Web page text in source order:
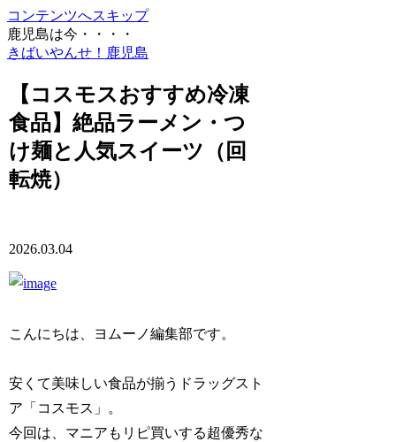
コンテンツへスキップ
鹿児島は今・・・・
きばいやんせ！鹿児島
【コスモスおすすめ冷凍
食品】絶品ラーメン・つ
け麺と人気スイーツ（回
転焼）
2026.03.04
こんにちは、ヨムーノ編集部です。
安くて美味しい食品が揃うドラッグスト
ア「コスモス」。
今回は、マニアもリピ買いする超優秀な